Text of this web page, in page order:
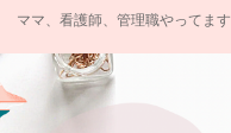
ママ、看護師、管理職やってます